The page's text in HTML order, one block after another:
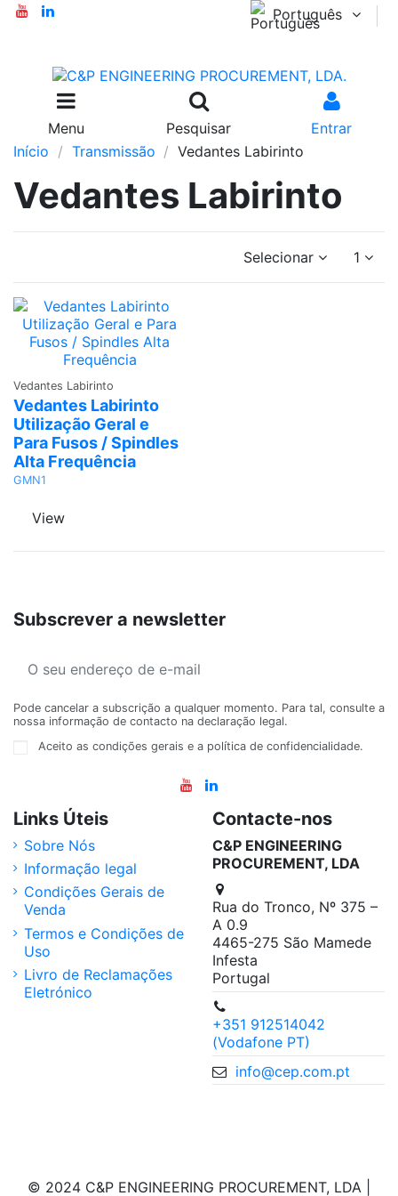
Português
Menu Pesquisar
Entrar
Início
Transmissão Vedantes Labirinto
Vedantes Labirinto
Selecionar 1
Adicionar
Vedantes Labirinto
Vedantes Labirinto
Utilização Geral e
Para Fusos / Spindles
Alta Frequência
GMN1
View
Subscrever a newsletter
Pode cancelar a subscrição a qualquer momento. Para tal, consulte a
nossa informação de contacto na declaração legal.
Aceito as condições gerais e a política de confidencialidade.
Links Úteis
Sobre Nós
Informação legal
Condições Gerais de
Venda
Termos e Condições de
Uso
Livro de Reclamações
Eletrónico
Contacte-nos
C&P ENGINEERING
PROCUREMENT, LDA
Rua do Tronco, Nº 375 –
A 0.9
4465-275 São Mamede
Infesta
Portugal
+351 912514042
(Vodafone PT)
info@cep.com.pt
© 2024 C&P ENGINEERING PROCUREMENT, LDA |